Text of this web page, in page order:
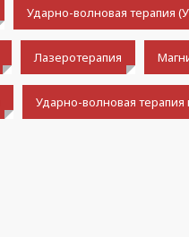
Ударно-волновая терапия
Лазеротерапия
Ударно-волновая